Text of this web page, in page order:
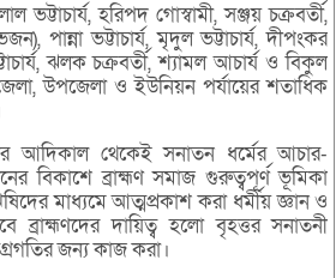
ভট্টাচার্য, হরিপদ গোস্বামী, সঞ্জয় চক্রবর্তী,
পান্না ভট্টাচার্য, মৃদুল ভট্টাচার্য, দীপংকর
ঝলক চক্রবর্তী, শ্যামল আচার্য ও বিকুল
উপজেলা ও ইউনিয়ন পর্যায়ের শতাধিক
আদিকাল থেকেই সনাতন ধর্মের আচার-
বিকাশে ব্রাহ্মণ সমাজ গুরুত্বপূর্ণ ভূমিকা
মাধ্যমে আত্মপ্রকাশ করা ধর্মীয় জ্ঞান ও
ব্রাহ্মণদের দায়িত্ব হলো বৃহত্তর সনাতনী
জন্য কাজ করা।